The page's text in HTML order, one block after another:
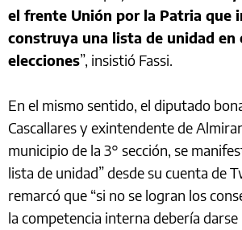
el frente Unión por la Patria que
construya una lista de unidad en
elecciones”, insistió Fassi.
En el mismo sentido, el diputado
Cascallares y exintendente de
municipio de la 3° sección, se
lista de unidad” desde su cuenta de
remarcó que “si no se logran los
la competencia interna debería darse